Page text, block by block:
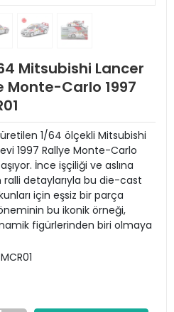
Mitsubishi Lancer
Monte-Carlo 1997
1/64 ölçekli Mitsubishi
1997 Rallye Monte-Carlo
İnce işçiliği ve aslına
ralli detaylarıyla bu die-cast
için eşsiz bir parça
bu ikonik örneği,
figürlerinden biri olmaya